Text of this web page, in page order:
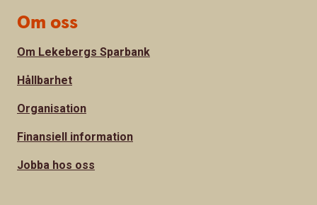
Om oss
Om Lekebergs Sparbank
Hållbarhet
Organisation
Finansiell information
Jobba hos oss